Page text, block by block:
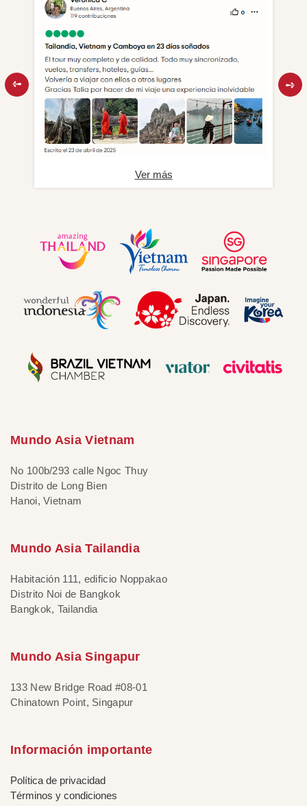
Ver más
Mundo Asia Vietnam
No 100b/293 calle Ngoc Thuy
Distrito de Long Bien
Hanoi, Vietnam
Mundo Asia Tailandia
Habitación 111, edificio Noppakao
Distrito Noi de Bangkok
Bangkok, Tailandia
Mundo Asia Singapur
133 New Bridge Road #08-01
Chinatown Point, Singapur
Información importante
Política de privacidad
Términos y condiciones